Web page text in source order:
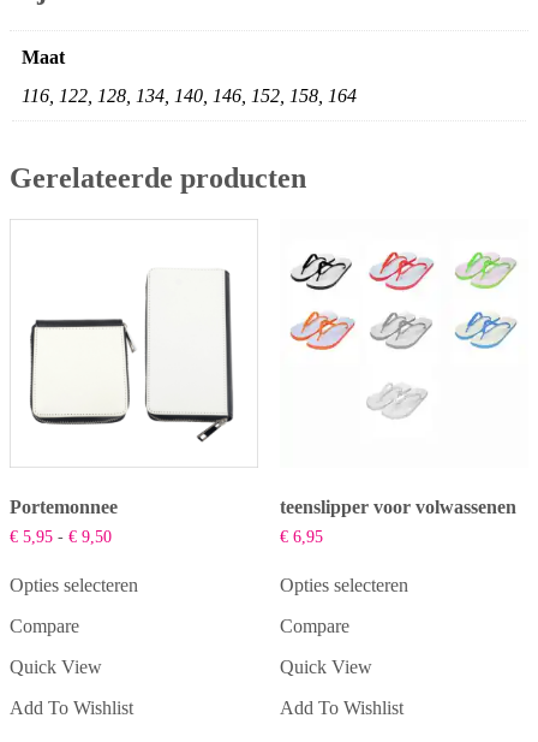
Maat
116, 122, 128, 134, 140, 146, 152, 158, 164
Gerelateerde producten
Portemonnee
€ 5,95 - € 9,50Prijsklasse:
€ 9,50
Opties selecteren
product
meerdere
Deze
Compare
Quick View
Add To Wishlist
teenslipper voor volwassenen
€6,95
Opties selecteren
product
meerdere
Deze
Compare
Quick View
Add To Wishlist